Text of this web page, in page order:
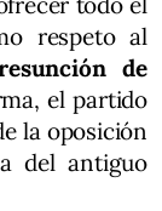
respeto al
de
el partido
la oposición
del antiguo